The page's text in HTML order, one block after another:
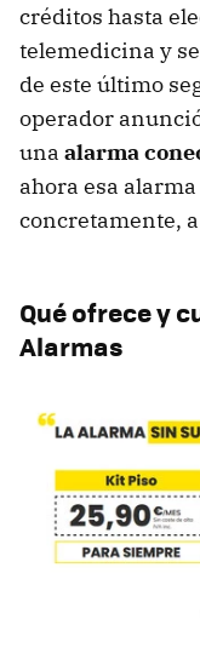
créditos hasta
telemedicina y
de este último
operador
una alarma
ahora esa
concretamente,
Qué ofrece y
Alarmas